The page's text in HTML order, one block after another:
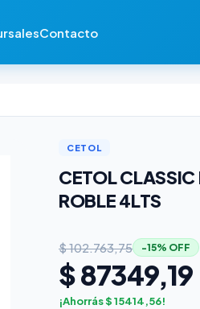
Contacto
CETOL
CETOL
ROBLE 4LTS
$ 102.763,75 −15% OFF
$ 87349,19
¡Ahorrás $ 15414,56!